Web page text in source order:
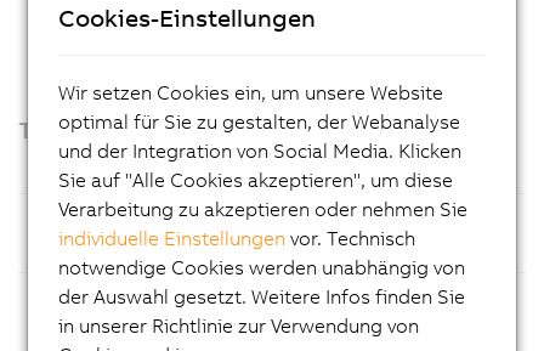
einfachen Updates
Technische Spezifikationen
Prozessor
Intel® Amston Lake Prozessor mit
8 GB LPDDR5x RAM
Massenspeicher
CFexpress-Speicherkarten –
einfache Wartung
Cookies-Einstellungen
Wir setzen Cookies ein, um unsere Website
optimal für Sie zu gestalten, der Webanalyse
und der Integration von Social Media. Klicken
Sie auf "Alle Cookies akzeptieren", um diese
Verarbeitung zu akzeptieren oder nehmen Sie
individuelle Einstellungen vor. Technisch
notwendige Cookies werden unabhängig von
der Auswahl gesetzt. Weitere Infos finden Sie
in unserer Richtlinie zur Verwendung von